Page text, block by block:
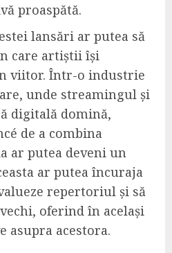
proaspătă.
lansări ar putea să
care artiștii își
viitor. Într-o industrie
unde streamingul și
digitală domină,
de a combina
ar putea deveni un
ar putea încuraja
repertoriul și să
oferind în același
asupra acestora.